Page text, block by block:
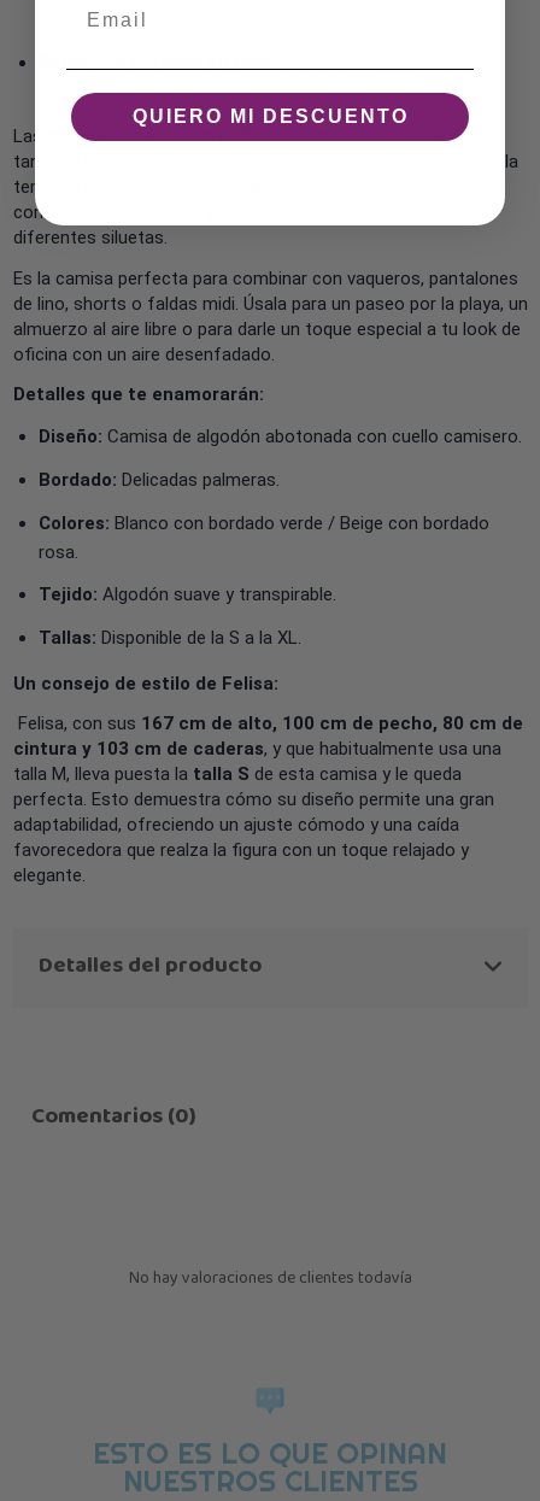
luminoso.
romántico.
Las mangas largas con puño abotonadopermiten llevarla
tanto estirada como remangada, adaptándose a tu estilo y a la
temperatura. Su corte ligeramente holgado garantiza una
comodidad excepcional y una caída fluida que se adapta a
diferentes siluetas.
Es la camisa perfecta para combinar con vaqueros, pantalones
de lino, shorts o faldas midi. Úsala para un paseo por la playa, un
almuerzo al aire libre o para darle un toque especial a tu look de
oficina con un aire desenfadado.
Detalles que te enamorarán:
Diseño: Camisa de algodón abotonada con cuello camisero.
Bordado: Delicadas palmeras.
Colores: Blanco con bordado verde / Beige con bordado
rosa.
Tejido: Algodón suave y transpirable.
Tallas: Disponible de la S a la XL.
Un consejo de estilo de Felisa:
Felisa, con sus 167 cm de alto, 100 cm de pecho, 80 cm de
cintura y 103 cm de caderas, y que habitualmente usa una
talla M, lleva puesta la talla S de esta camisa y le queda
perfecta. Esto demuestra cómo su diseño permite una gran
adaptabilidad, ofreciendo un ajuste cómodo y una caída
favorecedora que realza la figura con un toque relajado y
elegante.
Detalles del producto
Comentarios (0)
No hay valoraciones de clientes todavía
ESTO ES LO QUE OPINAN
NUESTROS CLIENTES
QUIERO MI DESCUENTO